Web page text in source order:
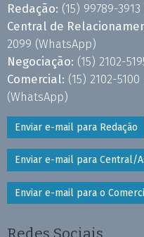
Redação: (15) 99789-3913
Central de
2099 (WhatsApp)
Negociação: (15) 2102-
Comercial: (15) 2102-
(WhatsApp)
Enviar e-mail para Redação
Enviar e-mail para Central/
Enviar e-mail para o